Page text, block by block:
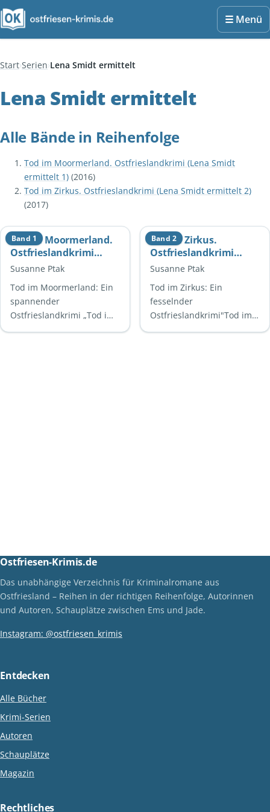
☰ Menü
Start Serien Lena Smidt ermittelt
Lena Smidt ermittelt
Alle Bände in Reihenfolge
Tod im Moormerland. Ostfrieslandkrimi (Lena Smidt
ermittelt 1) (2016)
Tod im Zirkus. Ostfrieslandkrimi (Lena Smidt ermittelt 2)
(2017)
Band 1
Tod im Moormerland.
Ostfrieslandkrimi
(Lena Smidt ermittelt
Susanne Ptak
Tod im Moormerland: Ein
spannender
Ostfrieslandkrimi „Tod im
Moormerland“ ist der erste
Band 2
Tod im Zirkus.
Ostfrieslandkrimi
(Lena Smidt ermittelt
Susanne Ptak
Tod im Zirkus: Ein
fesselnder
Ostfrieslandkrimi"Tod im
Zirkus" ist der zweite Band
Ostfriesen-Krimis.de
Das unabhängige Verzeichnis für Kriminalromane aus
Ostfriesland – Reihen in der richtigen Reihenfolge, Autorinnen
und Autoren, Schauplätze zwischen Ems und Jade.
Instagram: @ostfriesen_krimis
Entdecken
Alle Bücher
Krimi-Serien
Autoren
Schauplätze
Magazin
Rechtliches